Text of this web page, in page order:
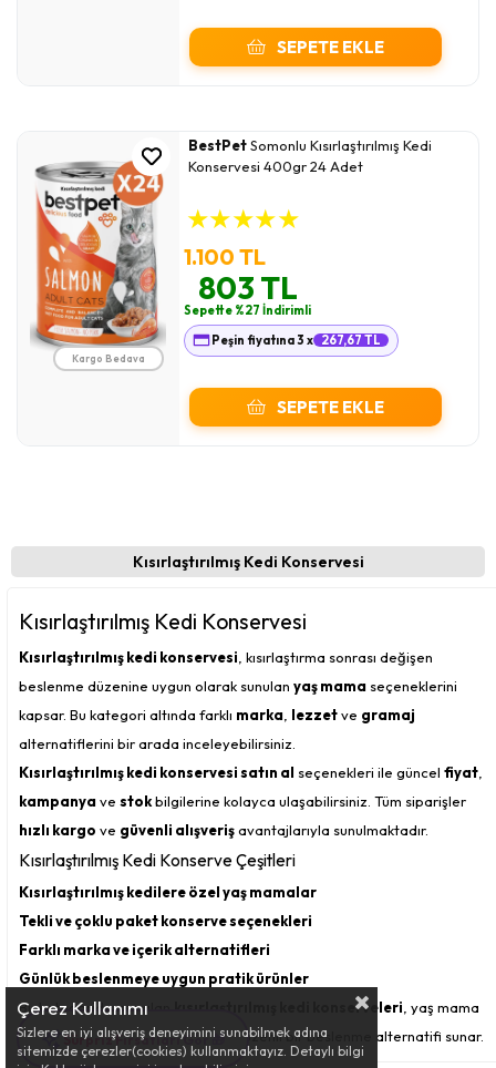
SEPETE EKLE
Kargo Bedava
BestPetSomonlu Kısırlaştırılmış Kedi
Konservesi 400gr 24 Adet
★★★★★
1.100 TL
803 TL
Sepette %27 İndirimli
Peşin fiyatına 3 x
267,67 TL
SEPETE EKLE
Kısırlaştırılmış Kedi Konservesi
Kısırlaştırılmış Kedi Konservesi
Kısırlaştırılmış kedi konservesi , kısırlaştırma sonrası değişen
beslenme düzenine uygun olarak sunulan yaş mama seçeneklerini
kapsar. Bu kategori altında farklı marka lezzetve gramaj
alternatiflerini bir arada inceleyebilirsiniz.
Kısırlaştırılmış kedi konservesi satın al seçenekleri ile güncel fiyat
kampanyave stokbilgilerine kolayca ulaşabilirsiniz. Tüm siparişler
hızlı kargo ve güvenli alışverişavantajlarıyla sunulmaktadır.
Kısırlaştırılmış Kedi Konserve Çeşitleri
Kısırlaştırılmış kedilere özel yaş mamalar
Tekli ve çoklu paket konserve seçenekleri
Farklı marka ve içerik alternatifleri
Günlük beslenmeye uygun pratik ürünler
Bu kategoride yer alan
kısırlaştırılmış kedi konserveleri , yaş mama
tercih eden kediler için pratik ve düzenli bir beslenme alternatifi sunar.
Çerez Kullanımı
Sizlere en iyi alışveriş deneyimini sunabilmek adına
sitemizde çerezler(cookies) kullanmaktayız. Detaylı bilgi
Sürpriz Fırsatları Gör 🎁